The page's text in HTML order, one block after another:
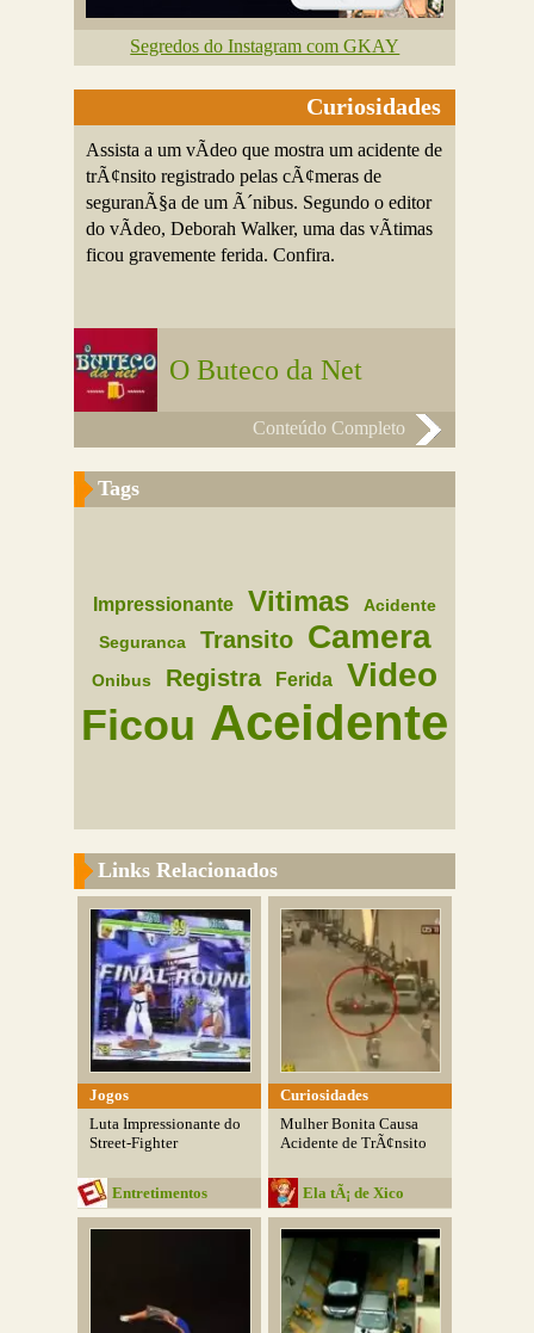
Segredos do Instagram com GKAY
Curiosidades
Assista a um vÃ­deo que mostra um acidente de
trÃ¢nsito registrado pelas cÃ¢meras de
seguranÃ§a de um Ã´nibus. Segundo o editor
do vÃ­deo, Deborah Walker, uma das vÃ­timas
ficou gravemente ferida. Confira.
O Buteco da Net
Conteúdo Completo
Tags
Impressionante Vitimas
Acidente
Seguranca
Transito Camera
Onibus Registra Ferida Video
Ficou Aceidente
Links Relacionados
Jogos
Luta Impressionante do
Street-Fighter
Entretimentos
Curiosidades
Mulher Bonita Causa
Acidente de TrÃ¢nsito
Ela tÃ¡ de Xico